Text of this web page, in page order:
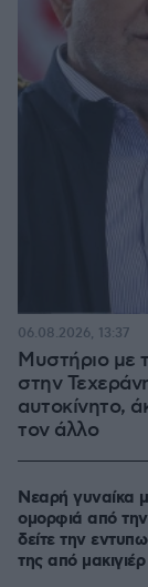
Μυστήριο με
στην
αυτοκίνητο,
τον άλλο
06.08.2026, 13:37
Νεαρή γυναίκα
ομορφιά από την
δείτε την
της από μακιγιέρ